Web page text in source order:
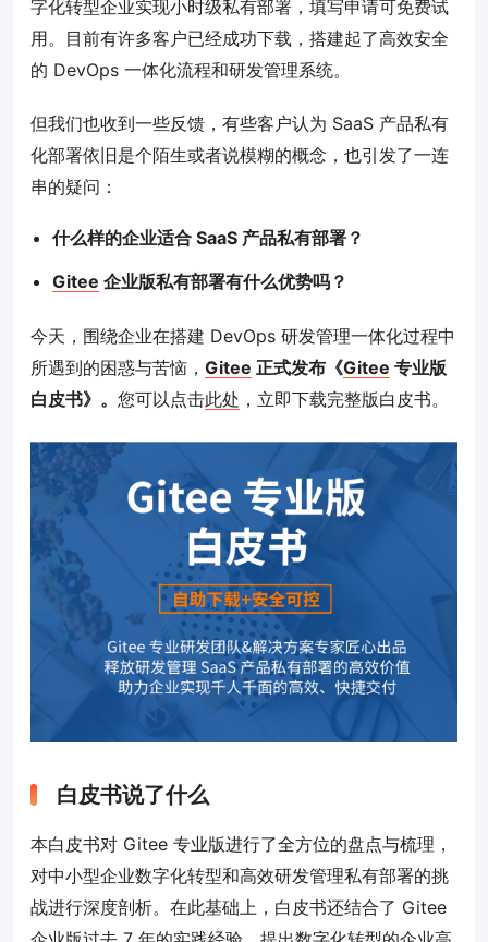
字化转型企业实现小时级私有部署，填写申请可免费试
用。目前有许多客户已经成功下载，搭建起了高效安全
的 DevOps 一体化流程和研发管理系统。
但我们也收到一些反馈，有些客户认为 SaaS 产品私有
化部署依旧是个陌生或者说模糊的概念，也引发了一连
串的疑问：
什么样的企业适合 SaaS 产品私有部署？
Gitee 企业版私有部署有什么优势吗？
今天，围绕企业在搭建 DevOps 研发管理一体化过程中
所遇到的困惑与苦恼， Gitee 正式发布《Gitee 专业版
白皮书》。 您可以点击此处 ，立即下载完整版白皮书。
白皮书说了什么
本白皮书对 Gitee 专业版进行了全方位的盘点与梳理，
对中小型企业数字化转型和高效研发管理私有部署的挑
战进行深度剖析。在此基础上，白皮书还结合了 Gitee